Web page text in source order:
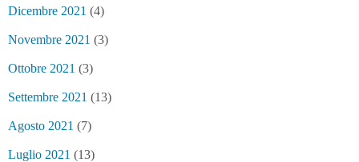
Dicembre 2021 (4)
Novembre 2021 (3)
Ottobre 2021 (3)
Settembre 2021 (13)
Agosto 2021 (7)
Luglio 2021 (13)